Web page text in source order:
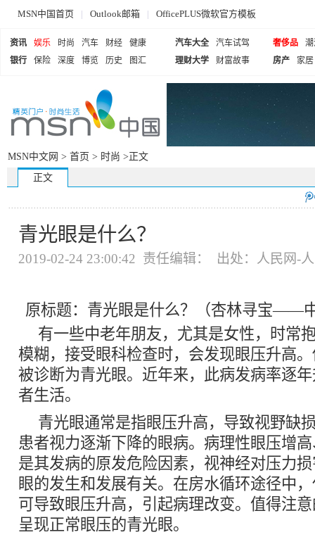
MSN中国首页 | Outlook邮箱 | OfficePLUS微软官方模板
资讯 娱乐 时尚 汽车 财经
健康
银行
保险 深度 博览 历史 图汇
汽车大全
汽车试驾
理财大学
财富故事
奢侈品
房产
家居
MSN中文网 > 首页 > 时尚 >正文
正文
青光眼是什么？
2019-02-24 23:00:42 责任编辑： 出处：人民网-
原标题：青光眼是什么？（杏林寻宝——
有一些中老年朋友，尤其是女性，时常
模糊，接受眼科检查时，会发现眼压升高
被诊断为青光眼。近年来，此病发病率逐
者生活。
青光眼通常是指眼压升高，导致视野缺
患者视力逐渐下降的眼病。病理性眼压增
是其发病的原发危险因素，视神经对压力
眼的发生和发展有关。在房水循环途径中
可导致眼压升高，引起病理改变。值得注
呈现正常眼压的青光眼。